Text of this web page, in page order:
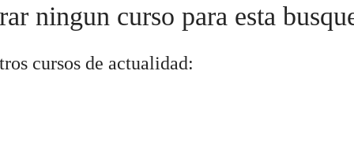
ningun curso para esta
cursos de actualidad: